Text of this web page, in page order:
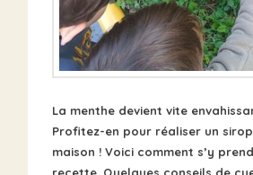
La menthe devient vite
Profitez-en pour réaliser un
maison ! Voici comment s’y
recette. Quelques conseils de